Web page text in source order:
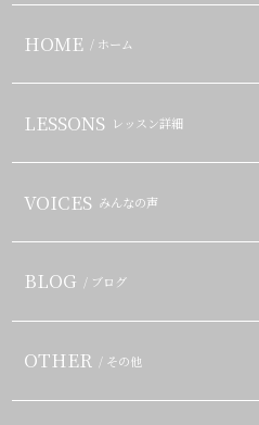
HOME / ホーム
LESSONS レッスン詳細
VOICES みんなの声
BLOG / ブログ
OTHER / その他